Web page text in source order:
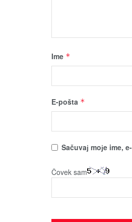
Ime *
E-pošta *
Sačuvaј moјe ime,
Čovek sam